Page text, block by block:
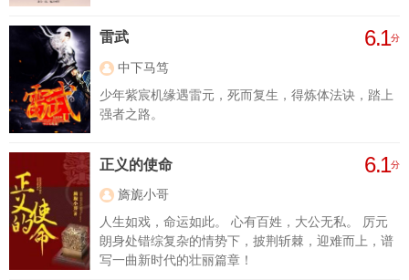
雷武 6.1分
中下马笃
少年紫宸机缘遇雷元，死而复生，得炼体法诀，踏上
强者之路。
正义的使命 6.1分
旖旎小哥
人生如戏，命运如此。 心有百姓，大公无私。 厉元
朗身处错综复杂的情势下，披荆斩棘，迎难而上，谱
写一曲新时代的壮丽篇章！